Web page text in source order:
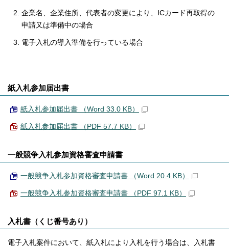
企業名、企業住所、代表者の変更により、ICカード再取得の
申請又は準備中の場合
電子入札の導入準備を行っている場合
紙入札参加届出書
紙入札参加届出書 （Word 33.0 KB）
紙入札参加届出書 （PDF 57.7 KB）
一般競争入札参加資格審査申請書
一般競争入札参加資格審査申請書 （Word 20.4 KB）
一般競争入札参加資格審査申請書 （PDF 97.1 KB）
入札書（くじ番号あり）
電子入札案件において、紙入札により入札を行う場合は、入札書